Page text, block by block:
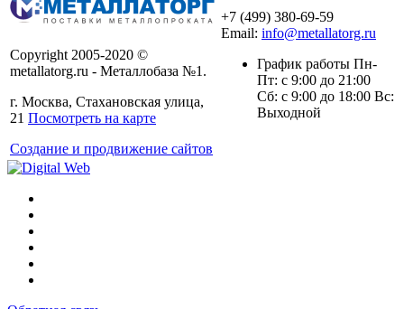
Copyright 2005-2020 ©
metallatorg.ru - Металлобаза №1.
г. Москва, Стахановская улица,
21 Посмотреть на карте
Создание и продвижение сайтов
+7 (499) 380-69-59
Email: info@metallatorg.ru
График работы Пн-
Пт: с 9:00 до 21:00
Сб: с 9:00 до 18:00 Вс:
Выходной